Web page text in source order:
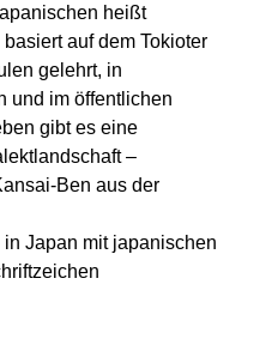
heißt
auf dem Tokioter
gelehrt, in
und im öffentlichen
gibt es eine
–
Ben aus der